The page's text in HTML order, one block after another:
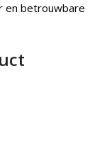
en betrouwbare